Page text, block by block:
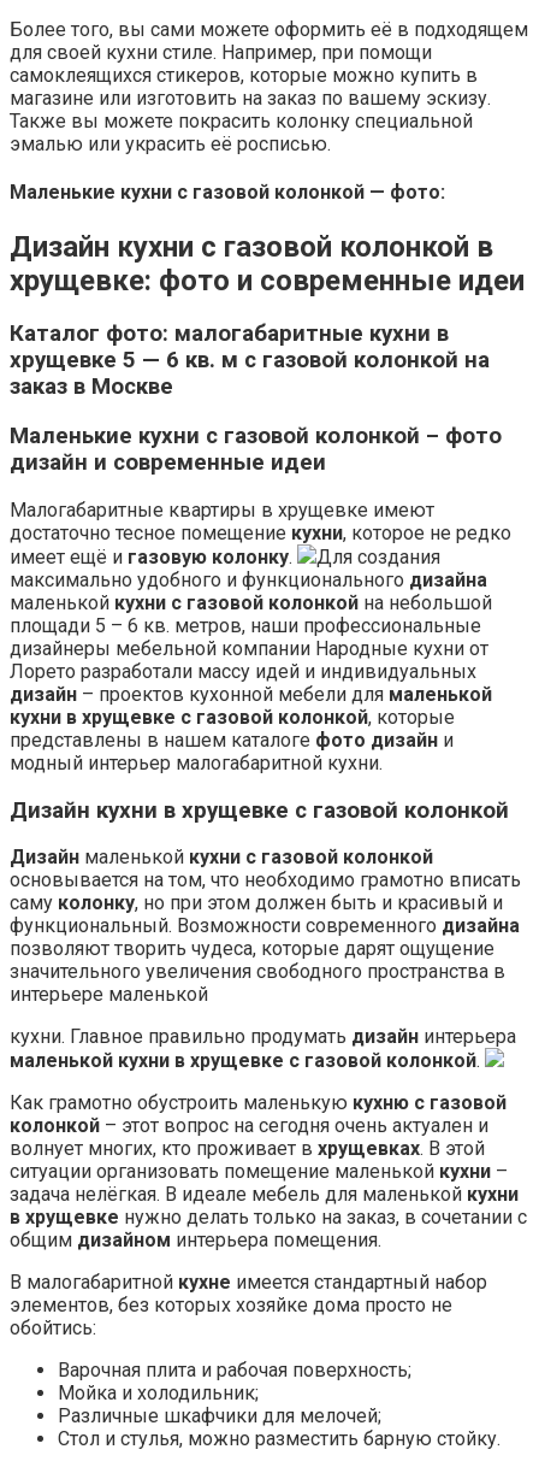
Более того, вы сами можете оформить её в подходящем
для своей кухни стиле. Например, при помощи
самоклеящихся стикеров, которые можно купить в
магазине или изготовить на заказ по вашему эскизу.
Также вы можете покрасить колонку специальной
эмалью или украсить её росписью.
Маленькие кухни с газовой колонкой — фото:
Дизайн кухни с газовой колонкой в
хрущевке: фото и современные идеи
Каталог фото: малогабаритные кухни в
хрущевке 5 — 6 кв. м с газовой колонкой на
заказ в Москве
Маленькие кухни с газовой колонкой – фото
дизайн и современные идеи
Малогабаритные квартиры в хрущевке имеют
достаточно тесное помещение кухни, которое не редко
имеет ещё и газовую колонку.
Для создания
максимально удобного и функционального дизайна
маленькой кухни с газовой колонкой на небольшой
площади 5 – 6 кв. метров, наши профессиональные
дизайнеры мебельной компании Народные кухни от
Лорето разработали массу идей и индивидуальных
дизайн – проектов кухонной мебели для маленькой
кухни в хрущевке с газовой колонкой, которые
представлены в нашем каталоге фото дизайн и
модный интерьер малогабаритной кухни.
Дизайн кухни в хрущевке с газовой колонкой
Дизайн маленькой кухни с газовой колонкой
основывается на том, что необходимо грамотно вписать
саму колонку, но при этом должен быть и красивый и
функциональный. Возможности современного дизайна
позволяют творить чудеса, которые дарят ощущение
значительного увеличения свободного пространства в
интерьере маленькой
кухни. Главное правильно продумать дизайн интерьера
маленькой кухни в хрущевке с газовой колонкой.
Как грамотно обустроить маленькую кухню с газовой
колонкой – этот вопрос на сегодня очень актуален и
волнует многих, кто проживает в хрущевках. В этой
ситуации организовать помещение маленькой кухни –
задача нелёгкая. В идеале мебель для маленькой кухни
в хрущевке нужно делать только на заказ, в сочетании с
общим дизайном интерьера помещения.
В малогабаритной кухне имеется стандартный набор
элементов, без которых хозяйке дома просто не
обойтись:
Варочная плита и рабочая поверхность;
Мойка и холодильник;
Различные шкафчики для мелочей;
Стол и стулья, можно разместить барную стойку.